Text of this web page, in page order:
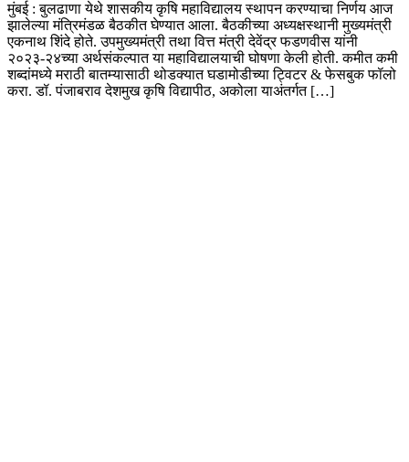
मुंबई : बुलढाणा येथे शासकीय कृषि महाविद्यालय स्थापन करण्याचा निर्णय आज
झालेल्या मंत्रिमंडळ बैठकीत घेण्यात आला. बैठकीच्या अध्यक्षस्थानी मुख्यमंत्री
एकनाथ शिंदे होते. उपमुख्यमंत्री तथा वित्त मंत्री देवेंद्र फडणवीस यांनी
२०२३-२४च्या अर्थसंकल्पात या महाविद्यालयाची घोषणा केली होती. कमीत कमी
शब्दांमध्ये मराठी बातम्यासाठी थोडक्यात घडामोडीच्या ट्विटर & फेसबुक फॉलो
करा. डॉ. पंजाबराव देशमुख कृषि विद्यापीठ, अकोला याअंतर्गत […]